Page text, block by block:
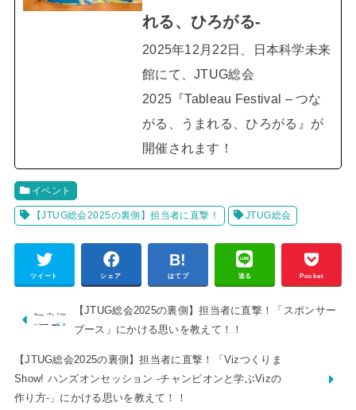
れる、ひろがる-
2025年12月22日、日本科学未来
館にて、JTUG総会
2025『Tableau Festival – つな
がる、うまれる、ひろがる』が
開催されます！
イベント
【JTUG総会2025の裏側】担当者に直撃！ JTUG総会
ツイート シェア はてブ 送る Pocket
【JTUG総会2025の裏側】担当者に直撃！「スポンサー
ブース」にかける思いを教えて！！
【JTUG総会2025の裏側】担当者に直撃！「Vizつくりま
Show! ハンズオンセッション -チャンピオンと学ぶVizの
作り方-」にかける思いを教えて！！